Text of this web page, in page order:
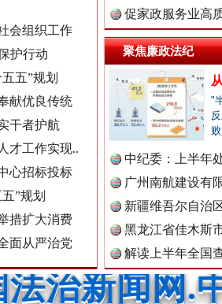
会组织工作
护行动
五”规划
献优良传统
干者护航
才工作实现..
心招标投标
”规划
措扩大消费
面从严治党
定》
促家政服务业高
聚焦廉政法纪
"
中纪委：上半年
广州南航建设有
新疆维吾尔自治
黑龙江省佳木斯
解读上半年全国
数据
公民新闻网.
公共新闻网.
法制新闻网.
法治新闻网.
树丰碑 高回报